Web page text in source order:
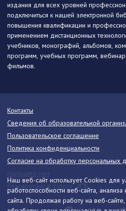
Наш веб-сайт использует Cookies для
работоспособности веб-сайта,
сайта. Продолжая работу на веб-
издания для всех уровней
подключиться к нашей электронной
повышения квалификации и
применением дистанционных
учебников, монографий, альбомов,
программ, учебных программ,
фильмов.
Контакты
Сведения об образовательной
Пользовательское соглашение
Политика конфиденциальности
Согласие на обработку персональных
Разработано в Victory